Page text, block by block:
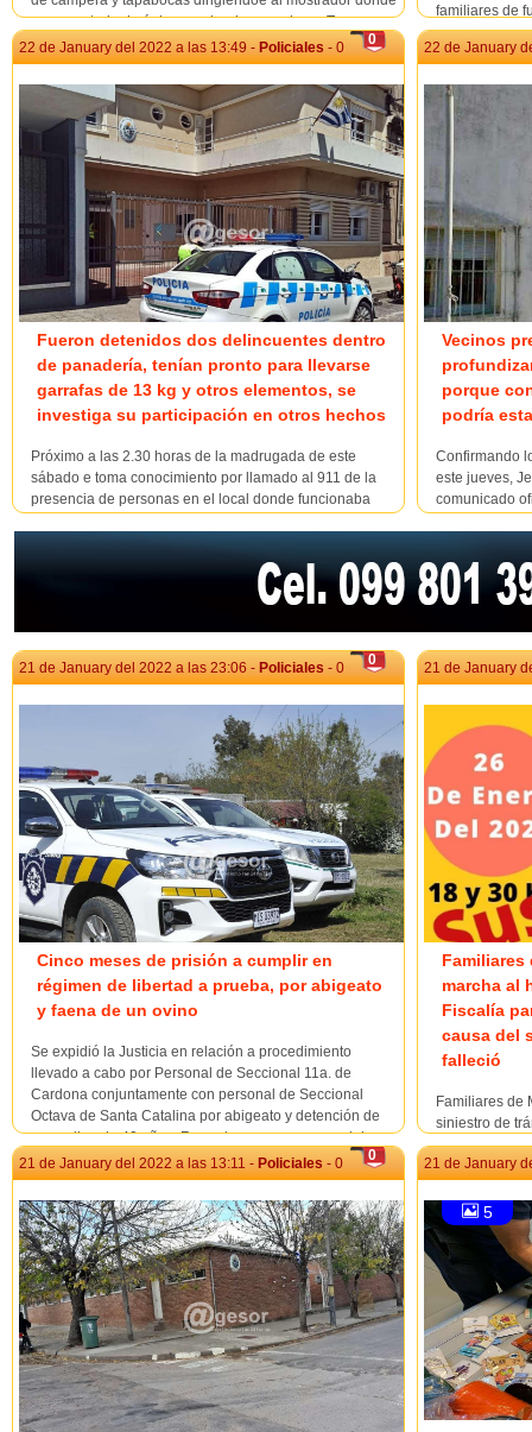
se encontraba la única empleada a esa hora. Tras
solicitarle algo, en determinado momen...
familiares de
en la
hablar con
vemos ssufrir
charl...
0
22 de January del 2022 a las 13:49 - Policiales - 0
Fueron detenidos dos delincuentes dentro
de panadería, tenían pronto para llevarse
garrafas de 13 kg y otros elementos, se
investiga su participación en otros hechos
Próximo a las 2.30 horas de la madrugada de este
sábado e toma conocimiento por llamado al 911 de la
presencia de personas en el local donde funcionaba
estos días, ubicada en Gomensoro y Casagrande, se
regisstraba la presencia de personas en su interior, po...
22 de January
Vecinos
porque
podría
Confirmando
este jueves,
comunicado
mediante
0
21 de January del 2022 a las 23:06 - Policiales - 0
Cinco meses de prisión a cumplir en
régimen de libertad a prueba, por abigeato
y faena de un ovino
Se expidió la Justicia en relación a procedimiento
llevado a cabo por Personal de Seccional 11a. de
Cardona conjuntamente con personal de Seccional
Octava de Santa Catalina por abigeato y detención de
masculino de 40 años. Recordamos que personal de
Seccional 11a. de Cardona recibe llamado solicitándose
...
21 de January
marcha al
Fiscalía
causa del
falleció
Familiares de
siniestro de
y una moto
Cardona, a
eventuales
0
21 de January del 2022 a las 13:11 - Policiales - 0 21 de January
5